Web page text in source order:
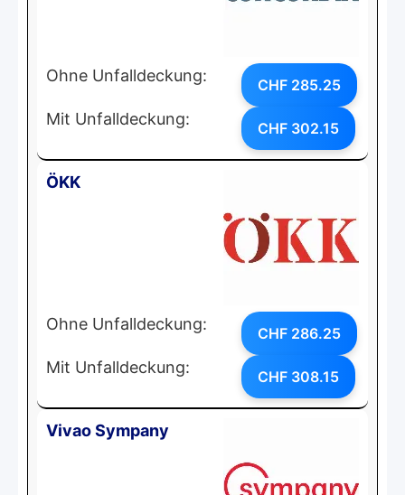
Ohne Unfalldeckung: CHF 285.25
Mit Unfalldeckung: CHF 302.15
ÖKK
Ohne Unfalldeckung: CHF 286.25
Mit Unfalldeckung: CHF 308.15
Vivao Sympany